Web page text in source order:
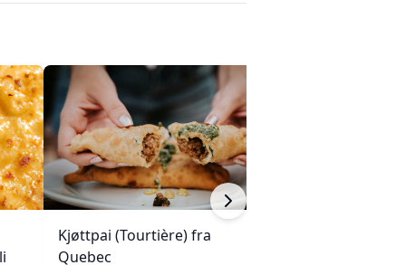
Kjøttpai (Tourtière) fra
Quebec